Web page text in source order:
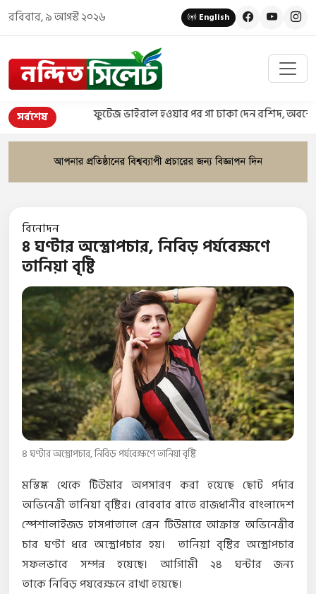
রবিবার, ৯ আগস্ট ২০২৬ English
সর্বশেষ ফুটেজ ভাইরাল হওয়ার পর গা ঢাকা দেন রশিদ, অবশেষে
বিনোদন
৪ ঘণ্টার অস্ত্রোপচার, নিবিড় পর্যবেক্ষণে
তানিয়া বৃষ্টি
৪ ঘণ্টার অস্ত্রোপচার, নিবিড় পর্যবেক্ষণে তানিয়া বৃষ্টি
মস্তিষ্ক থেকে টিউমার অপসারণ করা হয়েছে ছোট পর্দার
অভিনেত্রী তানিয়া বৃষ্টির। রোববার রাতে রাজধানীর বাংলাদেশ
স্পেশালাইজড হাসপাতালে ব্রেন টিউমারে আক্রান্ত অভিনেত্রীর
চার ঘণ্টা ধরে অস্ত্রোপচার হয়। তানিয়া বৃষ্টির অস্ত্রোপচার
সফলভাবে সম্পন্ন হয়েছে। আগািমী ২৪ ঘন্টার জন্য
তাকে নিবিড় পযবেক্ষনে রাখা হয়েছে।